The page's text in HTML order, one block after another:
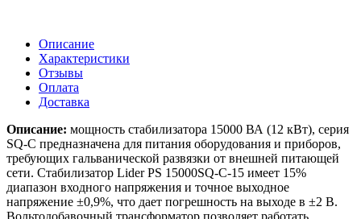
Описание
Характеристики
Отзывы
Оплата
Доставка
Описание: мощность стабилизатора 15000 ВА (12 кВт), серия
SQ-С предназначена для питания оборудования и приборов,
требующих гальванической развязки от внешней питающей
сети. Стабилизатор Lider PS 15000SQ-C-15 имеет 15%
диапазон входного напряжения и точное выходное
напряжение ±0,9%, что дает погрешность на выходе в ±2 В.
Вольтодобавочный трансформатор позволяет работать